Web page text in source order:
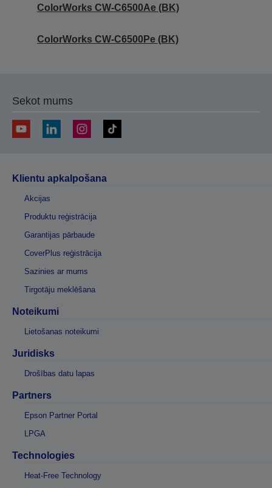
ColorWorks CW-C6500Ae (BK)
ColorWorks CW-C6500Pe (BK)
Sekot mums
Klientu apkalpošana
Akcijas
Produktu reģistrācija
Garantijas pārbaude
CoverPlus reģistrācija
Sazinies ar mums
Tirgotāju meklēšana
Noteikumi
Lietošanas noteikumi
Juridisks
Drošības datu lapas
Partners
Epson Partner Portal
LPGA
Technologies
Heat-Free Technology